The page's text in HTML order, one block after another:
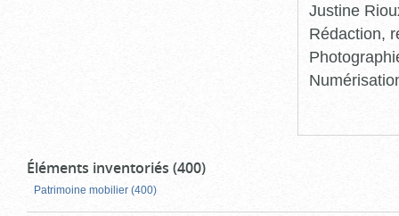
Justine
Rédaction,
Éléments inventoriés (400)
Patrimoine mobilier (400)